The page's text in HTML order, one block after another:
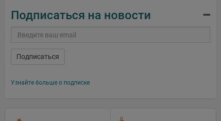
Подписаться на новости
Подписаться
Узнайте больше о подписке